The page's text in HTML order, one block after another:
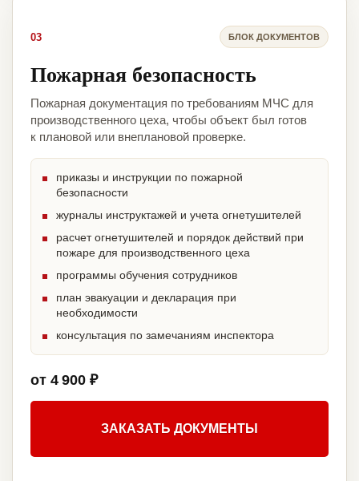
03 БЛОК ДОКУМЕНТОВ
Пожарная безопасность
Пожарная документация по требованиям МЧС для
производственного цеха, чтобы объект был готов
к плановой или внеплановой проверке.
приказы и инструкции по пожарной
безопасности
журналы инструктажей и учета огнетушителей
расчет огнетушителей и порядок действий при
пожаре для производственного цеха
программы обучения сотрудников
план эвакуации и декларация при
необходимости
консультация по замечаниям инспектора
от 4 900 ₽
ЗАКАЗАТЬ ДОКУМЕНТЫ